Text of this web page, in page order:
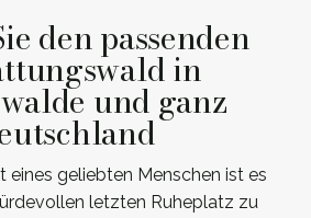
den passenden
in
und ganz
eines geliebten Menschen ist es
letzten Ruheplatz zu